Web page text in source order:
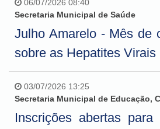
06/07/2026 08:40
Secretaria Municipal de Saúde
Julho Amarelo - Mês de
sobre as Hepatites Virais
03/07/2026 13:25
Secretaria Municipal de Educação,
Inscrições abertas para